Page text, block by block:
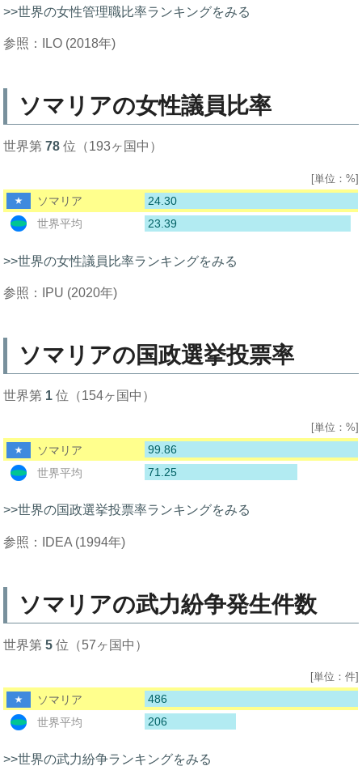
>>世界の女性管理職比率ランキングをみる
参照：ILO (2018年)
ソマリアの女性議員比率
世界第78 位（193ヶ国中）
[単位：%]
ソマリア
24.30
世界平均
23.39
>>世界の女性議員比率ランキングをみる
参照：IPU (2020年)
ソマリアの国政選挙投票率
世界第 1 位（154ヶ国中）
[単位：%]
ソマリア
99.86
世界平均
71.25
>>世界の国政選挙投票率ランキングをみる
参照：IDEA (1994年)
ソマリアの武力紛争発生件数
世界第5 位（57ヶ国中）
[単位：件]
ソマリア
486
世界平均
206
>>世界の武力紛争ランキングをみる